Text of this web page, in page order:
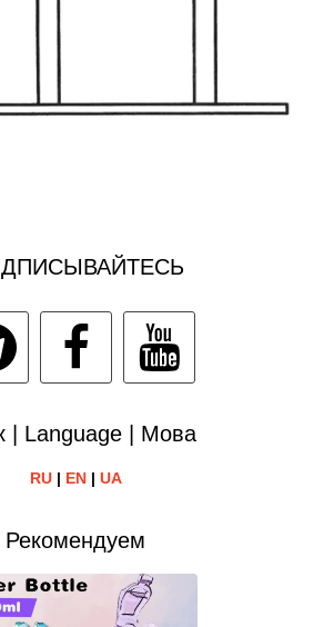
| Language | Мова
RU| EN| UA
Рекомендуем